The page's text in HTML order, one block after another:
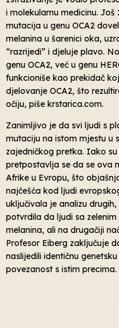
i molekularnu medicinu.
mutacija u genu OCA2
melanina u šarenici oka,
“razrijedi” i djeluje plavo.
genu OCA2, već u genu
funkcioniše kao prekidač
djelovanje OCA2, što
očiju, piše krstarica.com.
Zanimljivo je da svi ljudi s
mutaciju na istom mjestu u
zajedničkog pretka. Iako
pretpostavlja se da se ova
Afrike u Evropu, što
najčešća kod ljudi
uključivala je analizu
potvrdila da ljudi sa
melanina, ali na drugačiji
Profesor Eiberg zaključuje
naslijedili identičnu
povezanost s istim precima.